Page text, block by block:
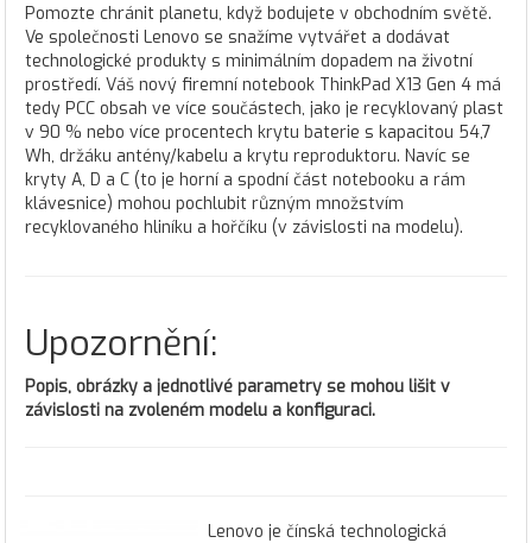
Pomozte chránit planetu, když bodujete v obchodním světě.
Ve společnosti Lenovo se snažíme vytvářet a dodávat
technologické produkty s minimálním dopadem na životní
prostředí. Váš nový firemní notebook ThinkPad X13 Gen 4 má
tedy PCC obsah ve více součástech, jako je recyklovaný plast
v 90 % nebo více procentech krytu baterie s kapacitou 54,7
Wh, držáku antény/kabelu a krytu reproduktoru. Navíc se
kryty A, D a C (to je horní a spodní část notebooku a rám
klávesnice) mohou pochlubit různým množstvím
recyklovaného hliníku a hořčíku (v závislosti na modelu).
Upozornění:
Popis, obrázky a jednotlivé parametry se mohou lišit v
závislosti na zvoleném modelu a konfiguraci.
Lenovo je čínská technologická